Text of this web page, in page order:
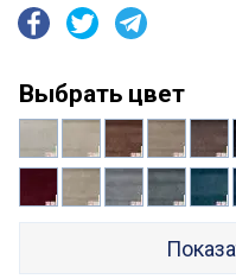
Выбрать цвет